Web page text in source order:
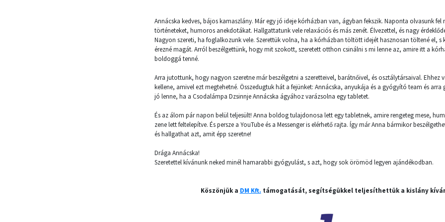
Annácska kedves, bájos kamaszlány. Már egy jó ideje kórházban van, ágyban fekszik. Naponta olvasunk fel
történeteket, humoros anekdotákat. Hallgattatunk vele relaxációs és más zenét. Élvezettel, és nagy
Nagyon szereti, ha foglalkozunk vele. Szerettük volna, ha a kórházban töltött idejét hasznosan töltené el,
érezné magát. Arról beszélgettünk, hogy mit szokott, szeretett otthon csinálni s mi lenne az, amire itt a
boldoggá tenné.
Arra jutottunk, hogy nagyon szeretne már beszélgetni a szeretteivel, barátnőivel, és osztálytársaival. Ehhez
kellene, amivel ezt megtehetné. Összedugtuk hát a fejünket: Annácska, anyukája és a gyógyító team és
jó lenne, ha a Csodalámpa Dzsinnje Annácska ágyához varázsolna egy tabletet.
És az álom pár napon belül teljesült! Anna boldog tulajdonosa lett egy tabletnek, amire rengeteg mese,
zene lett feltelepítve. És persze a YouTube és a Messenger is elérhető rajta. Így már Anna bármikor
és hallgathat azt, amit épp szeretne!
Drága Annácska!
Szeretettel kívánunk neked minél hamarabbi gyógyulást, s azt, hogy sok örömöd legyen ajándékodban.
Köszönjük a DM Kft. támogatását, segítségükkel teljesíthettük a kislány